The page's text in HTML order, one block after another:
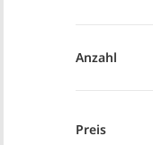
Anzahl
Preis